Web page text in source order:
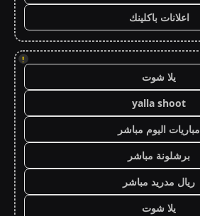
اعلانات باكلينك
!
يلا شوت
yalla shoot
مباريات اليوم مباشر
برشلونة مباشر
ريال مدريد مباشر
يلا شوت